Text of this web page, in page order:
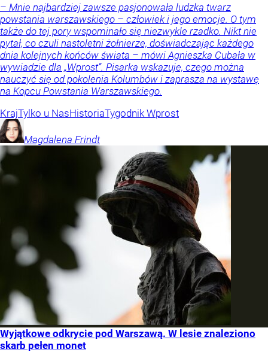
– Mnie najbardziej zawsze pasjonowała ludzka twarz
powstania warszawskiego – człowiek i jego emocje. O tym
także do tej pory wspominało się niezwykle rzadko. Nikt nie
pytał, co czuli nastoletni żołnierze, doświadczając każdego
dnia kolejnych końców świata – mówi Agnieszka Cubała w
wywiadzie dla „Wprost”. Pisarka wskazuje, czego można
nauczyć się od pokolenia Kolumbów i zaprasza na wystawę
na Kopcu Powstania Warszawskiego.
KrajTylko u NasHistoriaTygodnik Wprost
Magdalena Frindt
Wyjątkowe odkrycie pod Warszawą. W lesie znaleziono
skarb pełen monet